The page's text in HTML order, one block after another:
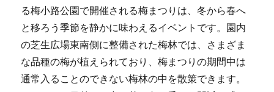
る梅小路公園で開催される梅まつりは、冬から春へ
と移ろう季節を静かに味わえるイベントです。園内
の芝生広場東南側に整備された梅林では、さまざま
な品種の梅が植えられており、梅まつりの期間中は
通常入ることのできない梅林の中を散策できます。